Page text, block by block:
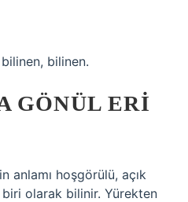
bilinen.
GÖNÜL ERI
anlamı hoşgörülü, açık
biri olarak bilinir. Yürekten